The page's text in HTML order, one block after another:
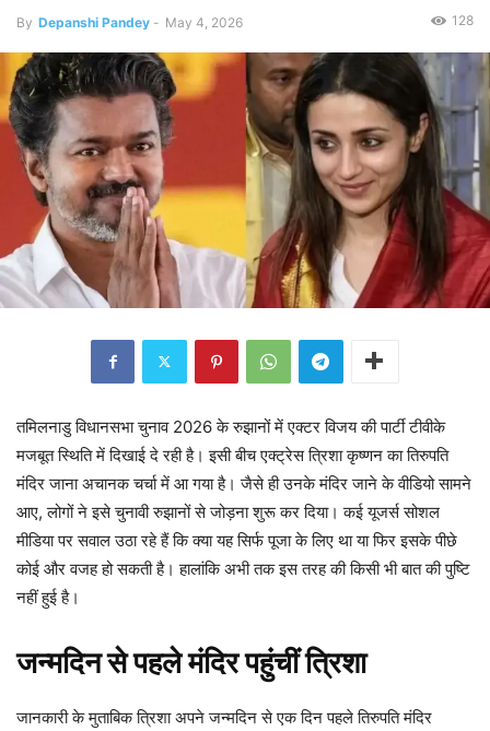
By Depanshi Pandey - May 4, 2026 128
तमिलनाडु विधानसभा चुनाव 2026 के रुझानों में एक्टर विजय की पार्टी टीवीके
मजबूत स्थिति में दिखाई दे रही है। इसी बीच एक्ट्रेस त्रिशा कृष्णन का तिरुपति
मंदिर जाना अचानक चर्चा में आ गया है। जैसे ही उनके मंदिर जाने के वीडियो सामने
आए, लोगों ने इसे चुनावी रुझानों से जोड़ना शुरू कर दिया। कई यूजर्स सोशल
मीडिया पर सवाल उठा रहे हैं कि क्या यह सिर्फ पूजा के लिए था या फिर इसके पीछे
कोई और वजह हो सकती है। हालांकि अभी तक इस तरह की किसी भी बात की पुष्टि
नहीं हुई है।
जन्मदिन से पहले मंदिर पहुंचीं त्रिशा
जानकारी के मुताबिक त्रिशा अपने जन्मदिन से एक दिन पहले तिरुपति मंदिर